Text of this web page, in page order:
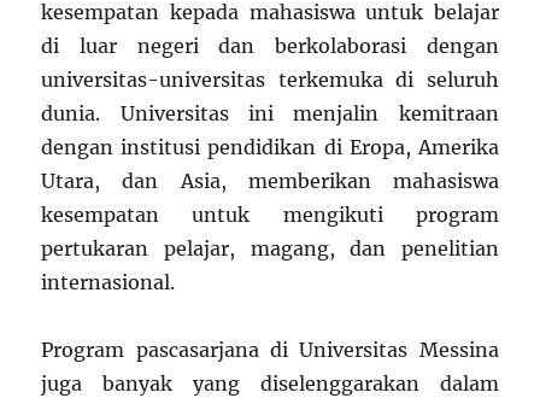
kesempatan kepada mahasiswa untuk belajar
di luar negeri dan berkolaborasi dengan
universitas-universitas terkemuka di seluruh
dunia. Universitas ini menjalin kemitraan
dengan institusi pendidikan di Eropa, Amerika
Utara, dan Asia, memberikan mahasiswa
kesempatan untuk mengikuti program
pertukaran pelajar, magang, dan penelitian
internasional.
Program pascasarjana di Universitas Messina
juga banyak yang diselenggarakan dalam